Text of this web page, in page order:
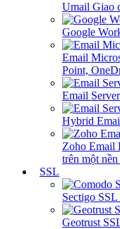
Umail Giao
Google
Email
Point,
Email
Hybrid
Zoho Email
trên một
SSL
Sectigo SSL
Geotrust